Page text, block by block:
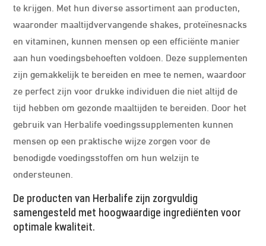
te krijgen. Met hun diverse assortiment aan producten,
waaronder maaltijdvervangende shakes, proteïnesnacks
en vitaminen, kunnen mensen op een efficiënte manier
aan hun voedingsbehoeften voldoen. Deze supplementen
zijn gemakkelijk te bereiden en mee te nemen, waardoor
ze perfect zijn voor drukke individuen die niet altijd de
tijd hebben om gezonde maaltijden te bereiden. Door het
gebruik van Herbalife voedingssupplementen kunnen
mensen op een praktische wijze zorgen voor de
benodigde voedingsstoffen om hun welzijn te
ondersteunen.
De producten van Herbalife zijn zorgvuldig
samengesteld met hoogwaardige ingrediënten voor
optimale kwaliteit.